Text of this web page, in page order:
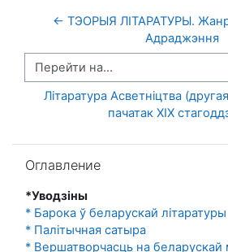
← ТЭОРЫЯ ЛІТАРАТУРЫ.
Адраджэння
Перейти на...
Літаратура Асветніцтва
пачатак ХІХ
Оглавление
*Уводзіны
* Барока ў беларускай літаратуры
* Палітычная сатыра
* Вершатворчасць на беларускай